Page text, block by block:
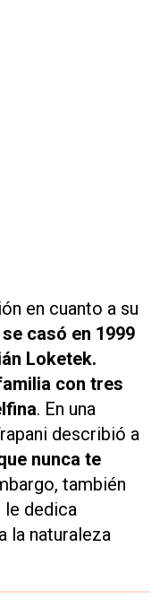
en cuanto a su
casó en 1999
Loketek.
con tres
. En una
describió a
nunca te
también
le dedica
la naturaleza